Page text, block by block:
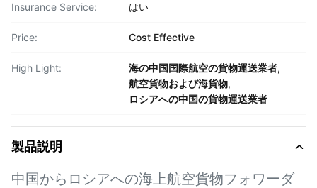
Insurance Service: はい
Price: Cost Effective
High Light: 海の中国国際航空の貨物運送業者,
航空貨物および海貨物,
ロシアへの中国の貨物運送業者
製品説明
中国からロシアへの海上航空貨物フォワーダ